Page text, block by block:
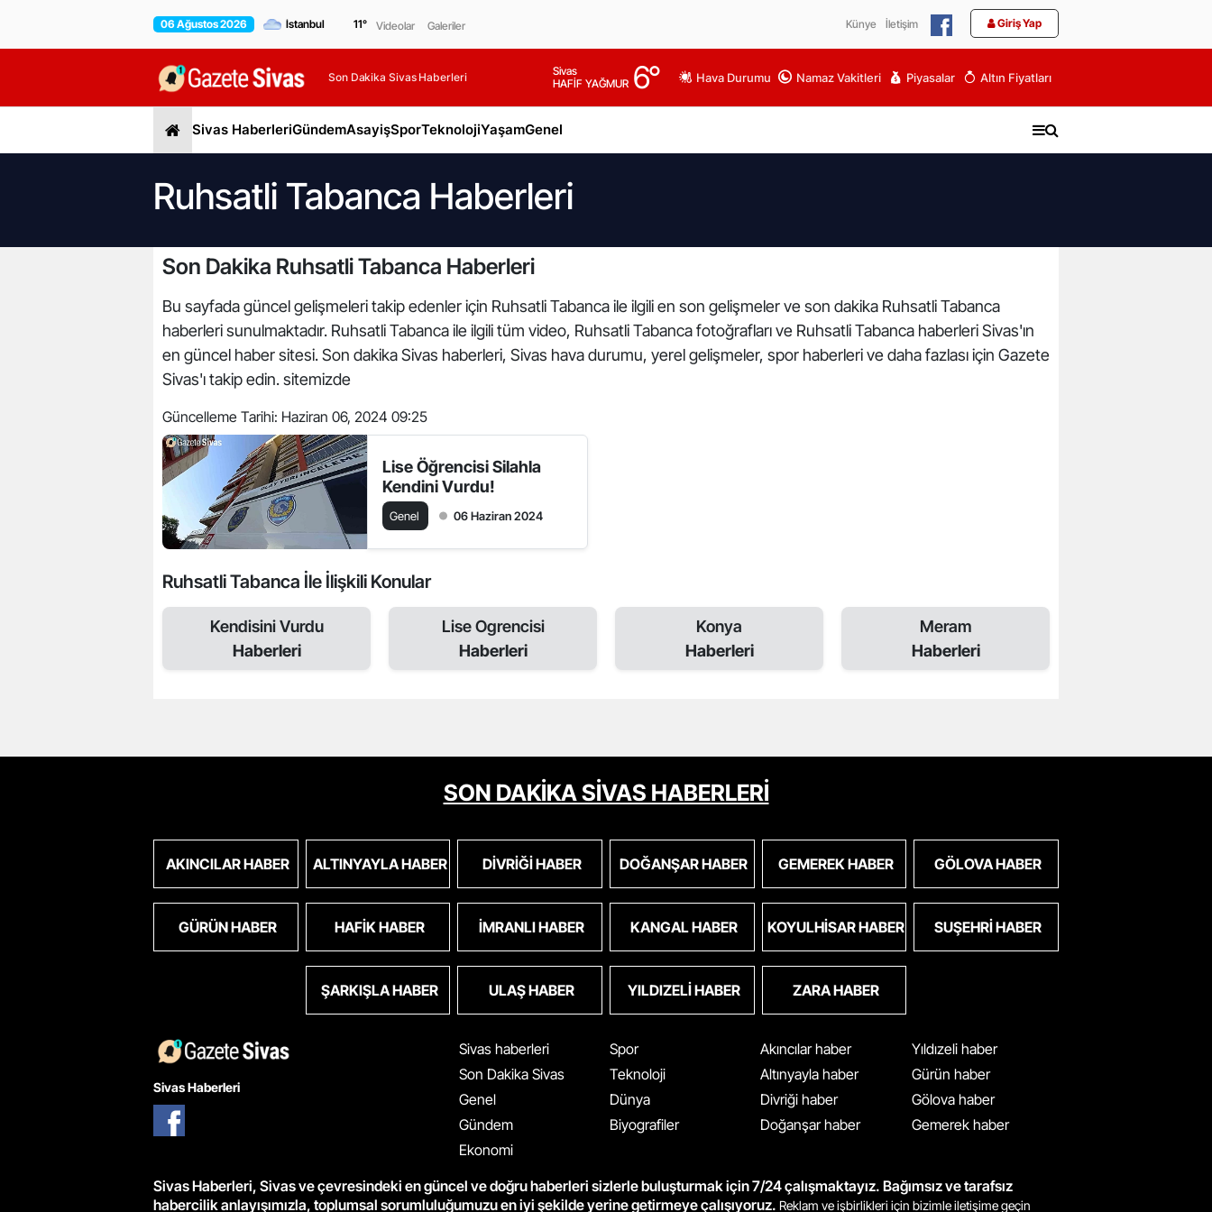
06 Ağustos 2026 11° Videolar Galeriler Künye İletişim Giriş Yap
Son Dakika Sivas Haberleri
Sivas
HAFİF YAĞMUR 6° Hava Durumu Namaz Vakitleri Piyasalar Altın Fiyatları
Sivas HaberleriGündemAsayişSporTeknolojiYaşamGenel
Ruhsatli Tabanca Haberleri
Son Dakika Ruhsatli Tabanca Haberleri
Bu sayfada güncel gelişmeleri takip edenler için Ruhsatli Tabanca ile ilgili en son gelişmeler ve son dakika Ruhsatli Tabanca
haberleri sunulmaktadır. Ruhsatli Tabanca ile ilgili tüm video, Ruhsatli Tabanca fotoğrafları ve Ruhsatli Tabanca haberleri Sivas'ın
en güncel haber sitesi. Son dakika Sivas haberleri, Sivas hava durumu, yerel gelişmeler, spor haberleri ve daha fazlası için Gazete
Sivas'ı takip edin. sitemizde
Güncelleme Tarihi: Haziran 06, 2024 09:25
Lise Öğrencisi Silahla
Kendini Vurdu!
Genel 06 Haziran 2024
Ruhsatli Tabanca İle İlişkili Konular
Kendisini Vurdu
Haberleri
Lise Ogrencisi
Haberleri
Konya
Haberleri
Meram
Haberleri
SON DAKİKA SİVAS HABERLERİ
AKINCILAR HABER ALTINYAYLA HABER DIVRIĞI HABER DOĞANŞAR HABER GEMEREK HABER GÖLOVA HABER
GÜRÜN HABER HAFIK HABER İMRANLI HABER KANGAL HABER KOYULHISAR HABER SUŞEHRI HABER
ŞARKIŞLA HABER ULAŞ HABER YILDIZELI HABER ZARA HABER
Sivas Haberleri
Sivas haberleri
Son Dakika Sivas
Genel
Gündem
Ekonomi
Spor
Teknoloji
Dünya
Biyografiler
Akıncılar haber
Altınyayla haber
Divriği haber
Doğanşar haber
Yıldızeli haber
Gürün haber
Gölova haber
Gemerek haber
Sivas Haberleri, Sivas ve çevresindeki en güncel ve doğru haberleri sizlerle buluşturmak için 7/24 çalışmaktayız. Bağımsız ve tarafsız
habercilik anlayışımızla, toplumsal sorumluluğumuzu en iyi şekilde yerine getirmeye çalışıyoruz. Reklam ve işbirlikleri için bizimle iletişime geçin